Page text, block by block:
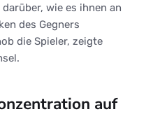
wie es ihnen an
des Gegners
die Spieler, zeigte
auf